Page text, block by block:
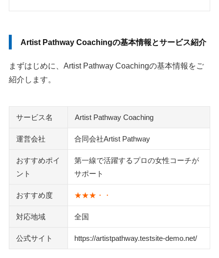
Artist Pathway Coachingの基本情報とサービス紹介
まずはじめに、Artist Pathway Coachingの基本情報をご
紹介します。
サービス名 Artist Pathway Coaching
運営会社 合同会社Artist Pathway
おすすめポイ
ント
第一線で活躍するプロの女性コーチが
サポート
おすすめ度 ★★★・・
対応地域 全国
公式サイト https://artistpathway.testsite-demo.net/